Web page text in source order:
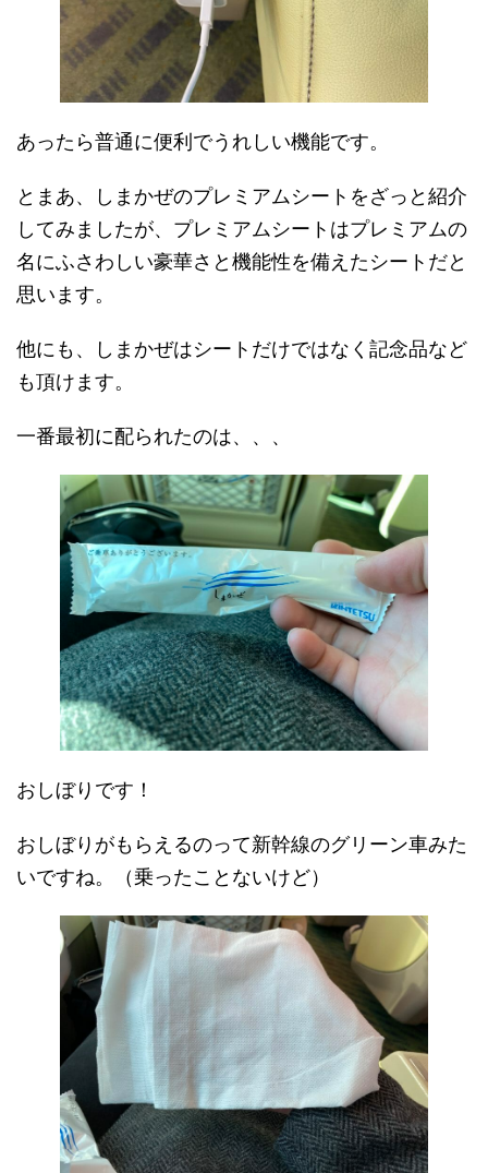
あったら普通に便利でうれしい機能です。
とまあ、しまかぜのプレミアムシートをざっと紹介
してみましたが、プレミアムシートはプレミアムの
名にふさわしい豪華さと機能性を備えたシートだと
思います。
他にも、しまかぜはシートだけではなく記念品など
も頂けます。
一番最初に配られたのは、、、
おしぼりです！
おしぼりがもらえるのって新幹線のグリーン車みた
いですね。（乗ったことないけど）